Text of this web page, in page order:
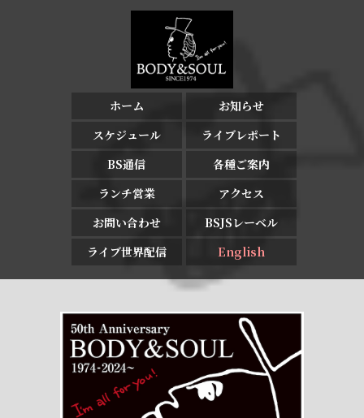
ホーム
お知らせ
スケジュール
ライブレポート
BS通信
各種ご案内
ランチ営業
アクセス
お問い合わせ
BSJSレーベル
ライブ世界配信
English